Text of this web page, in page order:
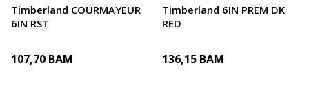
Timberland COURMAYEUR
6IN RST
107,70 BAM
Timberland 6IN PREM DK
RED
136,15 BAM